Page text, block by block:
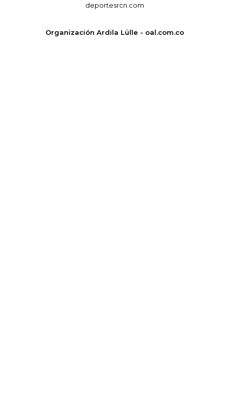
deportesrcn.com
Organización Ardila Lülle - oal.com.co